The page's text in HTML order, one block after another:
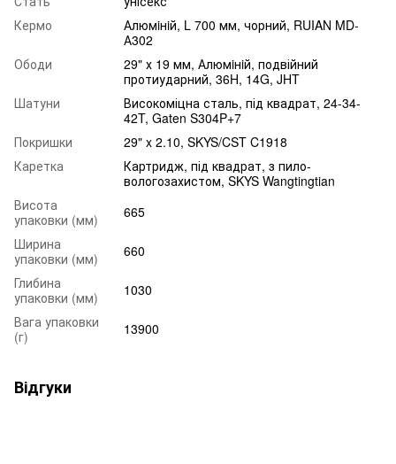
Кермо
Алюмiнiй, L 700 мм, чорний, RUIAN MD-
А302
Ободи
29" х 19 мм, Алюмiнiй, подвійний
протиударний, 36H, 14G, JHT
Шатуни
Високоміцна сталь, під квадрат, 24-34-
42T, Gaten S304P+7
Покришки
29" x 2.10, SKYS/CST C1918
Каретка
Картридж, під квадрат, з пило-
вологозахистом, SKYS Wangtingtian
Висота
упаковки (мм)
665
Ширина
упаковки (мм)
660
Глибина
упаковки (мм)
1030
Вага упаковки
(г)
13900
Відгуки